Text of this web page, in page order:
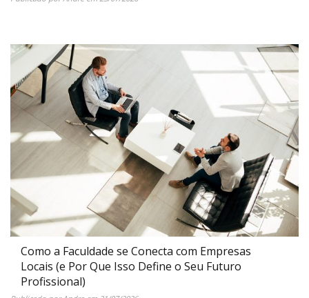
Como a Faculdade se Conecta com Empresas
Locais (e Por Que Isso Define o Seu Futuro
Profissional)